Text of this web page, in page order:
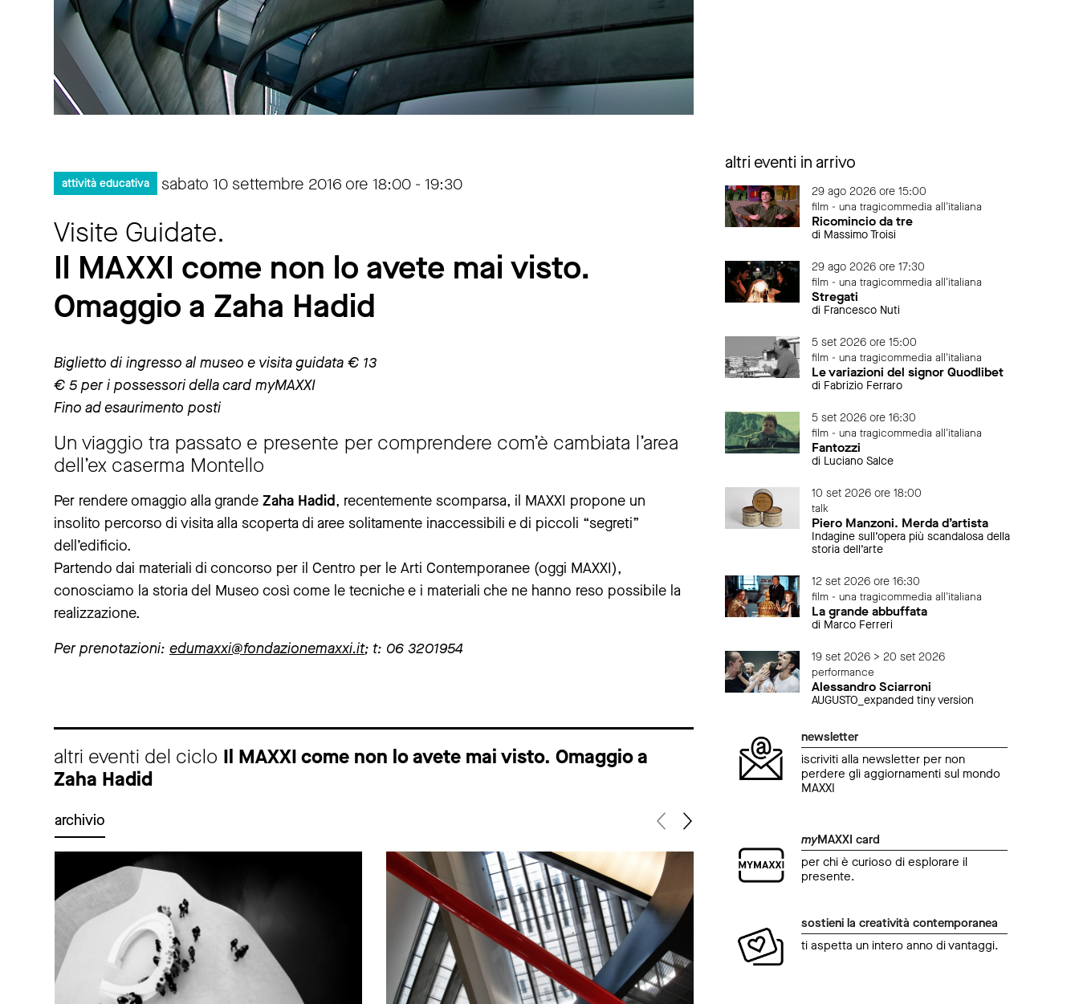
attività educativa sabato 10 settembre 2016 ore 18:00 - 19:30
Visite Guidate.
Il MAXXI come non lo avete mai visto.
Omaggio a Zaha Hadid
Biglietto di ingresso al museo e visita guidata € 13
€ 5 per i possessori della card myMAXXI
Fino ad esaurimento posti
Un viaggio tra passato e presente per comprendere com’è cambiata l’area
dell’ex caserma Montello
Per rendere omaggio alla grande Zaha Hadid, recentemente scomparsa, il MAXXI propone un
insolito percorso di visita alla scoperta di aree solitamente inaccessibili e di piccoli “segreti”
dell’edificio.
Partendo dai materiali di concorso per il Centro per le Arti Contemporanee (oggi MAXXI),
conosciamo la storia del Museo così come le tecniche e i materiali che ne hanno reso possibile la
realizzazione.
Per prenotazioni: edumaxxi@fondazionemaxxi.it; t: 06 3201954
altri eventi del ciclo Il MAXXI come non lo avete mai visto. Omaggio a
Zaha Hadid
archivio
altri eventi in arrivo
29 ago 2026 ore 15:00
film - una tragicommedia all'italiana
Ricomincio da tre
di Massimo Troisi
29 ago 2026 ore 17:30
film - una tragicommedia all'italiana
Stregati
di Francesco Nuti
5 set 2026 ore 15:00
film - una tragicommedia all'italiana
Le variazioni del signor Quodlibet
di Fabrizio Ferraro
5 set 2026 ore 16:30
film - una tragicommedia all'italiana
Fantozzi
di Luciano Salce
10 set 2026 ore 18:00
talk
Piero Manzoni. Merda d’artista
Indagine sull’opera più scandalosa della
storia dell’arte
12 set 2026 ore 16:30
film - una tragicommedia all'italiana
La grande abbuffata
di Marco Ferreri
19 set 2026 > 20 set 2026
performance
Alessandro Sciarroni
AUGUSTO_expanded tiny version
newsletter
iscriviti alla newsletter per non
perdere gli aggiornamenti sul mondo
MAXXI
myMAXXI card
per chi è curioso di esplorare il
presente.
sostieni la creatività contemporanea
ti aspetta un intero anno di vantaggi.